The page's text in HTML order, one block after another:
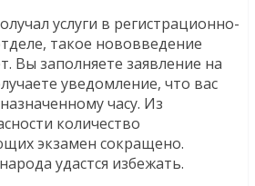
услуги в регистрационно-
такое нововведение
Вы заполняете заявление на
уведомление, что вас
часу. Из
количество
экзамен сокращено.
удастся избежать.